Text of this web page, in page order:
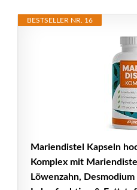
BESTSELLER NR. 16
Mariendistel Kapseln
Komplex mit
Löwenzahn,